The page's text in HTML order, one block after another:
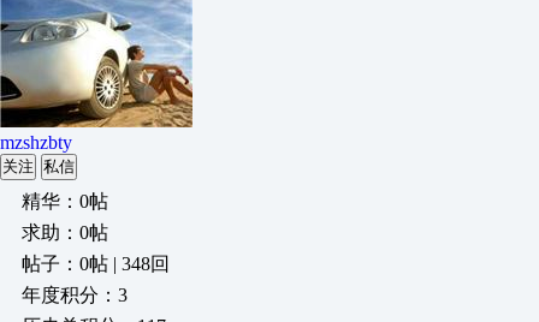
mzshzbty
关注 私信
精华：0帖
求助：0帖
帖子：0帖 | 348回
年度积分：3